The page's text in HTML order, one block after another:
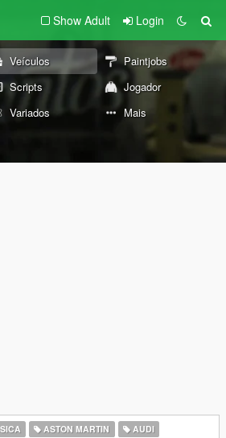
Show Adult Login
Veículos
Paintjobs
Scripts
Jogador
Variados Mais
ASTON MARTIN
AUDI